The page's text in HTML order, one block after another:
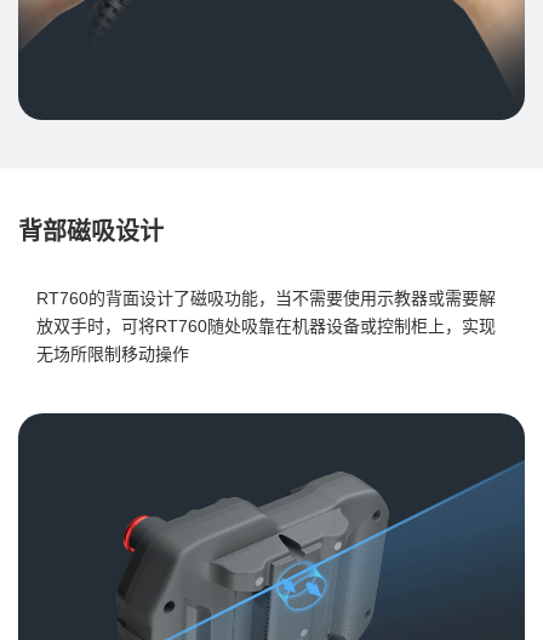
背部磁吸设计
RT760的背面设计了磁吸功能，当不需要使用示教器或需要解
放双手时，可将RT760随处吸靠在机器设备或控制柜上，实现
无场所限制移动操作